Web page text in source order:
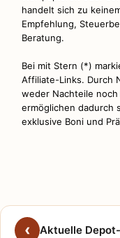
handelt sich zu
Empfehlung,
Beratung.
Bei mit Stern (*)
Affiliate-Links. Durch
weder Nachteile
ermöglichen dadurch
exklusive Boni und
Aktuelle